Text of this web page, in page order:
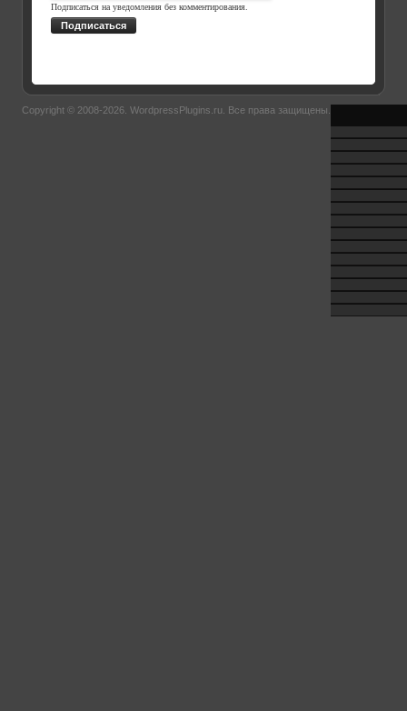
Подписаться на уведомления без комментирования.
Подписаться
Copyright © 2008-2026. WordpressPlugins.ru . Все права защищены.